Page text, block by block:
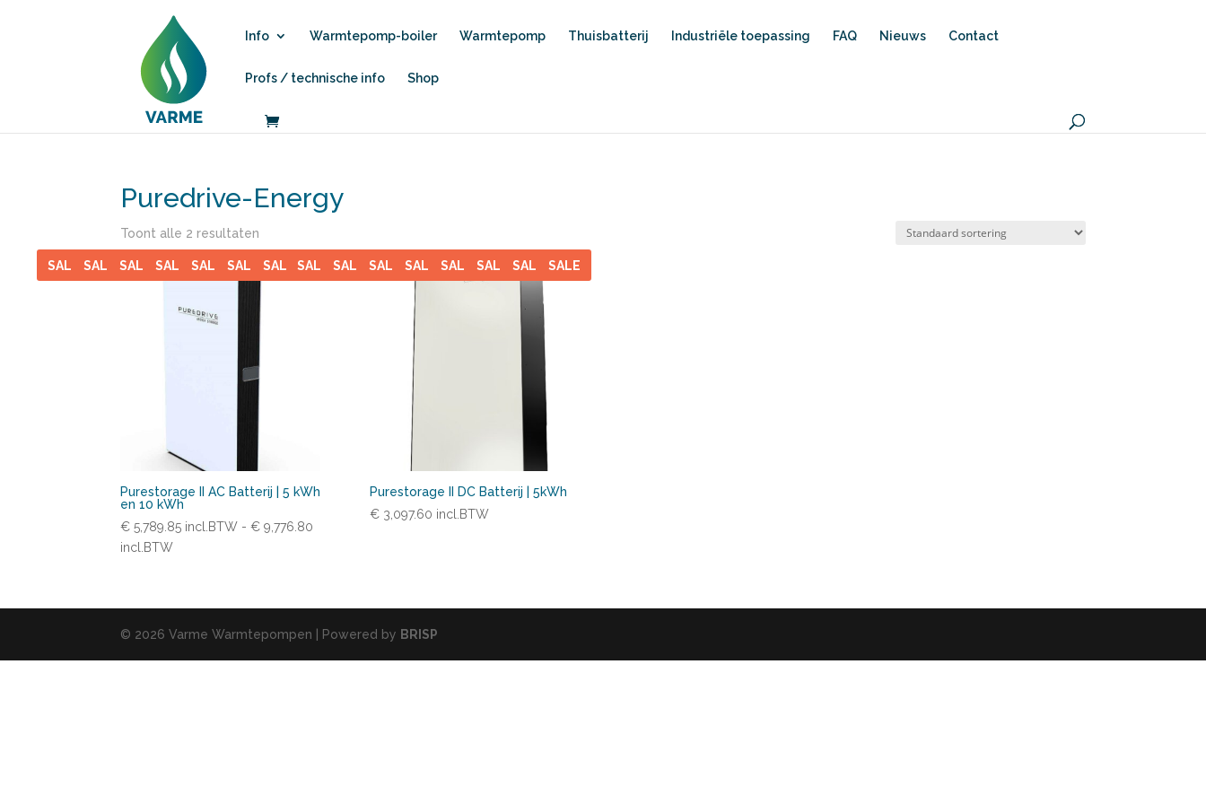
Info Warmtepomp-boiler Warmtepomp Thuisbatterij Industriële toepassing FAQ Nieuws Contact
Profs / technische info Shop
Puredrive-Energy
Toont alle 2 resultaten
SALE SALE SALE SALE SALE SALE SALE SALE
Purestorage II AC Batterij | 5 kWh
en 10 kWh
€ 5,789.85 incl.BTW - € 9,776.80
incl.BTWPrijsklasse:
tot
€ 9,776.80
SALE SALE SALE SALE SALE SALE SALE SALE
Purestorage II DC Batterij | 5kWh
€ 3,097.60 incl.BTW
© 2026 Varme Warmtepompen | Powered by BRISP